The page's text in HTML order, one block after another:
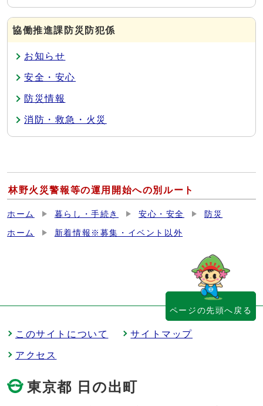
協働推進課防災防犯係
お知らせ
安全・安心
防災情報
消防・救急・火災
林野火災警報等の運用開始への別ルート
ホーム 暮らし・手続き 安心・安全 防災
ホーム 新着情報※募集・イベント以外
このサイトについて サイトマップ
アクセス
東京都 日の出町
ページの先頭へ戻る